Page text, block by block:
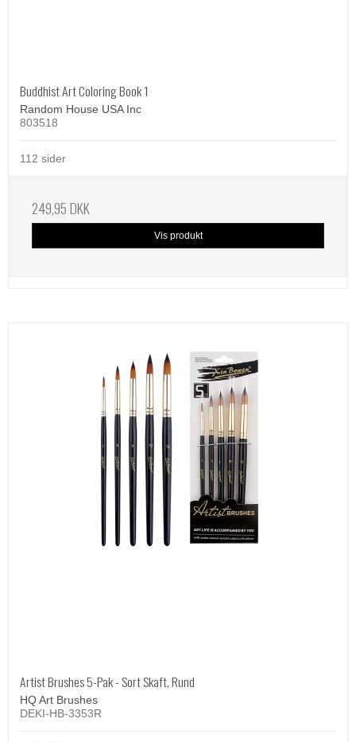
Buddhist Art Coloring Book 1
Random House USA Inc
803518
112 sider
249,95 DKK
Vis produkt
Artist Brushes 5-Pak - Sort Skaft, Rund
HQ Art Brushes
DEKI-HB-3353R